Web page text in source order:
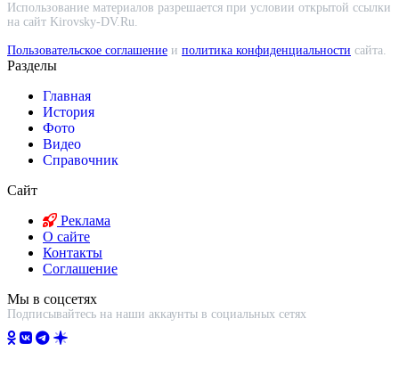
Использование материалов разрешается при условии открытой ссылки
на сайт Kirovsky-DV.Ru.
Пользовательское соглашение и политика конфиденциальности сайта.
Разделы
Главная
История
Фото
Видео
Справочник
Сайт
Реклама
О сайте
Контакты
Соглашение
Мы в соцсетях
Подписывайтесь на наши аккаунты в социальных сетях